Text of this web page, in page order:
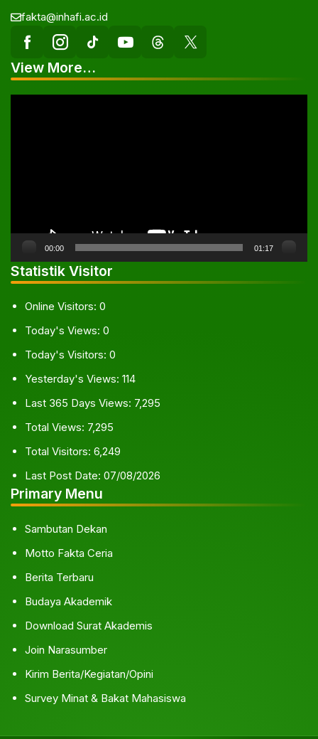
fakta@inhafi.ac.id
View More…
00:00 01:17
Statistik Visitor
Online Visitors: 0
Today's Views: 0
Today's Visitors: 0
Yesterday's Views: 114
Last 365 Days Views: 7,295
Total Views: 7,295
Total Visitors: 6,249
Last Post Date: 07/08/2026
Primary Menu
Sambutan Dekan
Motto Fakta Ceria
Berita Terbaru
Budaya Akademik
Download Surat Akademis
Join Narasumber
Kirim Berita/Kegiatan/Opini
Survey Minat & Bakat Mahasiswa